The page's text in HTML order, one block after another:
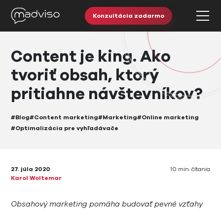
Konzultácia zadarmo
Content je king. Ako
tvoriť obsah, ktorý
pritiahne návštevníkov?
#Blog#Content marketing#Marketing#Online marketing
#Optimalizácia pre vyhľadávače
27. júla 2020
Karol Woltemar
10 min. čítania
Obsahový marketing pomáha budovať pevné vzťahy